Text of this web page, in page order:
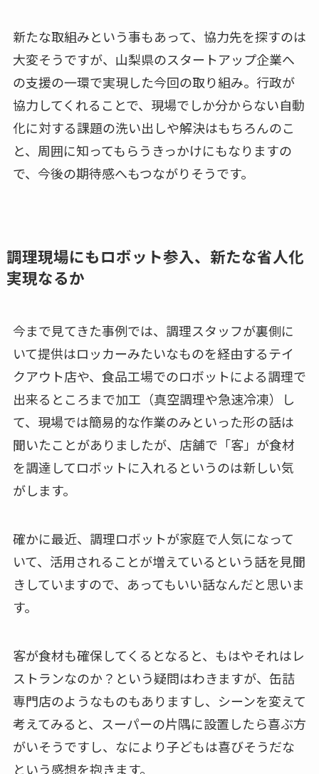
新たな取組みという事もあって、協力先を探すのは
大変そうですが、山梨県のスタートアップ企業へ
の支援の一環で実現した今回の取り組み。行政が
協力してくれることで、現場でしか分からない自動
化に対する課題の洗い出しや解決はもちろんのこ
と、周囲に知ってもらうきっかけにもなりますの
で、今後の期待感へもつながりそうです。
調理現場にもロボット参入、新たな省人化
実現なるか
今まで見てきた事例では、調理スタッフが裏側に
いて提供はロッカーみたいなものを経由するテイ
クアウト店や、食品工場でのロボットによる調理で
出来るところまで加工（真空調理や急速冷凍）し
て、現場では簡易的な作業のみといった形の話は
聞いたことがありましたが、店舗で「客」が食材
を調達してロボットに入れるというのは新しい気
がします。
確かに最近、調理ロボットが家庭で人気になって
いて、活用されることが増えているという話を見聞
きしていますので、あってもいい話なんだと思いま
す。
客が食材も確保してくるとなると、もはやそれはレ
ストランなのか？という疑問はわきますが、缶詰
専門店のようなものもありますし、シーンを変えて
考えてみると、スーパーの片隅に設置したら喜ぶ方
がいそうですし、なにより子どもは喜びそうだな
という感想を抱きます。